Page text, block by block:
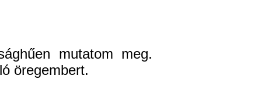
mutatom meg.
öregembert.